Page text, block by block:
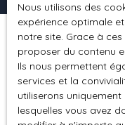
Pertinence
Nous utilisons des
expérience optimale
notre site. Grace à
proposer du contenu
Ils nous permettent
services et la
utiliserons
lesquelles vous avez